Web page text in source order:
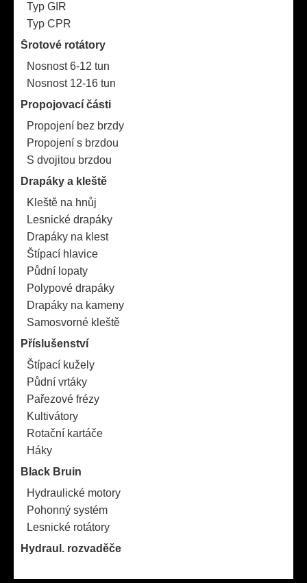
Typ GIR
Typ CPR
Šrotové rotátory
Nosnost 6-12 tun
Nosnost 12-16 tun
Propojovací části
Propojení bez brzdy
Propojení s brzdou
S dvojitou brzdou
Drapáky a kleště
Kleště na hnůj
Lesnické drapáky
Drapáky na klest
Štípací hlavice
Půdní lopaty
Polypové drapáky
Drapáky na kameny
Samosvorné kleště
Příslušenství
Štípací kužely
Půdní vrtáky
Pařezové frézy
Kultivátory
Rotační kartáče
Háky
Black Bruin
Hydraulické motory
Pohonný systém
Lesnické rotátory
Hydraul. rozvaděče